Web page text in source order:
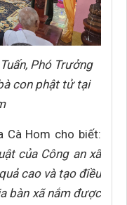
Phó Trưởng
con phật tử tại
Cà Hom cho biết:
của Công an xã
cao và tạo điều
bàn xã nắm được